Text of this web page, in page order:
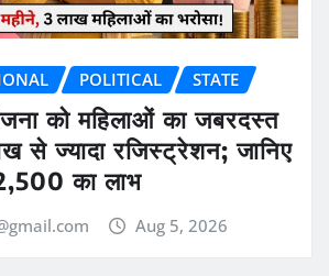
POLITICAL STATE
को महिलाओं का जबरदस्त
से ज्यादा रजिस्ट्रेशन; जानिए
का लाभ
Aug 5, 2026